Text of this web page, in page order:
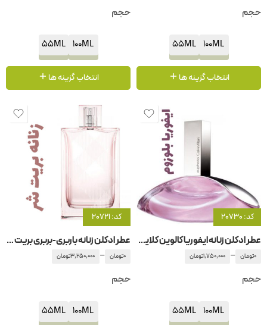
حجم
100ML
55ML
انتخاب گزینه ها
حجم
100ML
55ML
انتخاب گزینه ها
کد: 20730
عطر ادکلن زنانه ایفوریا کالوین کلاین – سی کی بلوسوم
0تومان –
1,750,000تومان
حجم
100ML
55ML
کد: 20721
عطر ادکلن زنانه باربری-بربری بریت شر
0تومان –
3,250,000تومان
حجم
100ML
55ML